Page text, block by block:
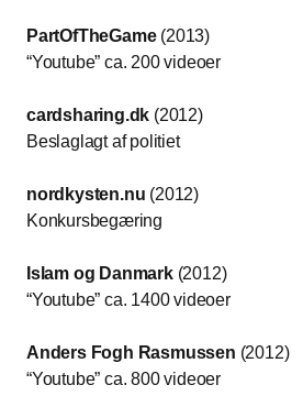
PartOfTheGame(2013)
“Youtube” ca. 200 videoer
cardsharing.dk (2012)
Beslaglagt af politiet
nordkysten.nu (2012)
Konkursbegæring
Islam og Danmark(2012)
“Youtube” ca. 1400 videoer
Anders Fogh Rasmussen (2012)
“Youtube” ca. 800 videoer